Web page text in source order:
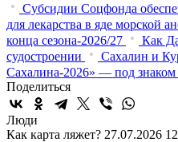
Субсидии Соцфонда
для лекарства в яде морской
конца сезона-2026/27
Как
судостроении
Сахалин и
Сахалина-2026» — под
Поделиться
Люди
Как карта ляжет? 27.07.2026